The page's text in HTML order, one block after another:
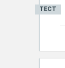
ТЕСТ